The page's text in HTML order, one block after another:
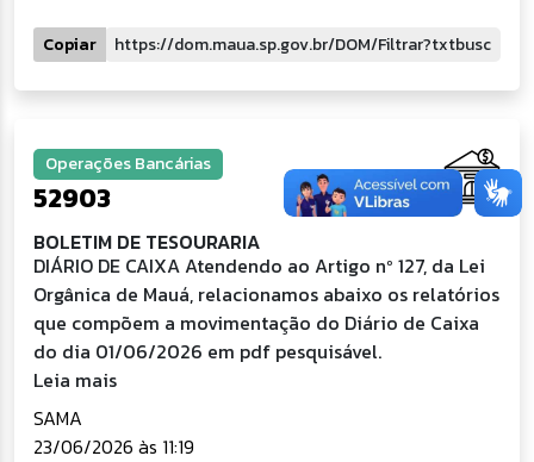
Copiar
Operações Bancárias
52903
BOLETIM DE TESOURARIA
DIÁRIO DE CAIXA Atendendo ao Artigo nº 127, da Lei
Orgânica de Mauá, relacionamos abaixo os relatórios
que compõem a movimentação do Diário de Caixa
do dia 01/06/2026 em pdf pesquisável.
Leia mais
SAMA
23/06/2026 às 11:19